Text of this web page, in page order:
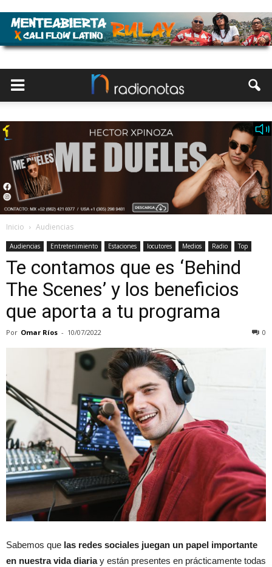
Inicio Audiencias
Audiencias Entretenimiento Estaciones locutores Medios Radio Top
Te contamos que es ‘Behind
The Scenes’ y los beneficios
que aporta a tu programa
Por Omar Ríos - 10/07/2022 0
Sabemos que las redes sociales juegan un papel importante
en nuestra vida diariay están presentes en prácticamente todas